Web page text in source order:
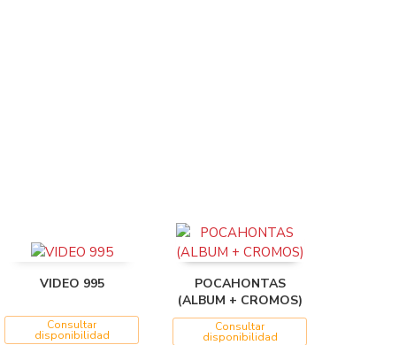
VIDEO 995
Consultar
disponibilidad
POCAHONTAS
(ALBUM + CROMOS)
Consultar
disponibilidad